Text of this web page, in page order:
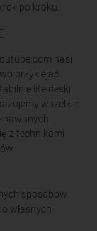
po kroku.
nasi
przyklejać
lite deski
wszelkie
z technikami
sposobów
własnych